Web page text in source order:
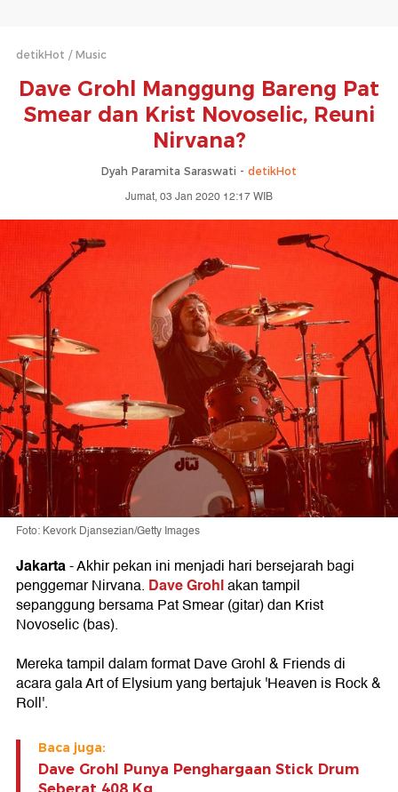
detikHot Music
Dave Grohl Manggung Bareng Pat
Smear dan Krist Novoselic, Reuni
Nirvana?
Dyah Paramita Saraswati - detikHot
Jumat, 03 Jan 2020 12:17 WIB
Foto: Kevork Djansezian/Getty Images
Jakarta- Akhir pekan ini menjadi hari bersejarah bagi
penggemar Nirvana. Dave Grohlakan tampil
sepanggung bersama Pat Smear (gitar) dan Krist
Novoselic (bas).
Mereka tampil dalam format Dave Grohl & Friends di
acara gala Art of Elysium yang bertajuk 'Heaven is Rock &
Roll'.
Baca juga:
Dave Grohl Punya Penghargaan Stick Drum
Seberat 408 Kg